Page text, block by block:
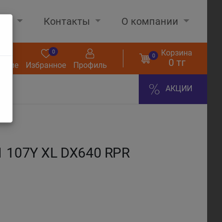
Контакты О компании
Избранное
0
Профиль
0 Корзина
0 тг
АКЦИИ
XL DX640 RPR